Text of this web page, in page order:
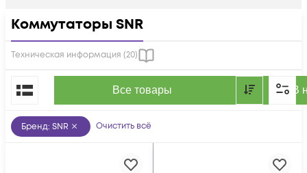
Коммутаторы SNR
Техническая информация (20)
Все товары В
По популярности
Бренд: SNR Очистить всё